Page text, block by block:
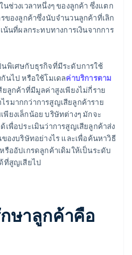
ช่วงเวลาหนึ่งๆ ของลูกค้า ซึ่งแตก
ของลูกค้าซึ่งนับจำนวนลูกค้าที่เลิก
น้นที่ผลกระทบทางการเงินจากการ
พิเศษกับธุรกิจที่มีระดับการใช้
นไป หรือใช้โมเดลค่าบริการตาม
ยลูกค้าที่มีมูลค่าสูงเพียงไม่กี่ราย
รมากกว่าการสูญเสียลูกค้าราย
ยงเล็กน้อย บริษัทต่างๆ มักจะ
เพื่อประเมินว่าการสูญเสียลูกค้าส่ง
องบริษัทอย่างไร และเพื่อค้นหาวิธี
ออัปเกรดลูกค้าเดิมให้เป็นระดับ
ที่สูญเสียไป
ษาลูกค้าคือ